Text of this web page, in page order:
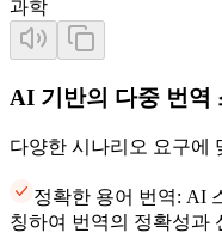
과학
AI 기반의 다중 번역
다양한 시나리오 요구에
정확한 용어 번역: AI
칭하여 번역의 정확성과